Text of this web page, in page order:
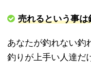
売れるという事
あなたが釣れない釣
釣りが上手い人達だ